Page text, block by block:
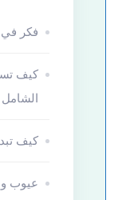
فكر في
كيف
الشامل
كيف
عيوب